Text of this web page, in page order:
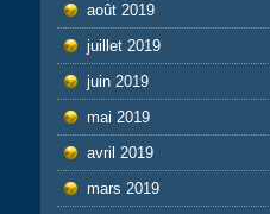
août 2019
juillet 2019
juin 2019
mai 2019
avril 2019
mars 2019